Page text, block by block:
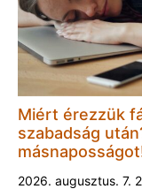
Miért érezzük
szabadság
2026. augusztus. 7.